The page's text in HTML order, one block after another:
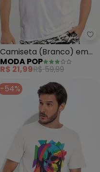
- Blusa em Malha
Camiseta (Branco) em
Malha de Algodão
MODA POP
R$ 21,99R$ 59,99
-54%